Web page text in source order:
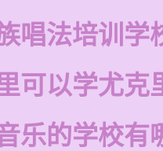
唱法培训学
可以学尤克
乐的学校有